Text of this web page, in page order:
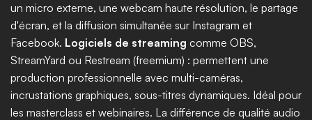
un micro externe, une webcam haute résolution, le partage
d'écran, et la diffusion simultanée sur Instagram et
Facebook. Logiciels de streaming comme OBS,
StreamYard ou Restream (freemium) : permettent une
production professionnelle avec multi-caméras,
incrustations graphiques, sous-titres dynamiques. Idéal pour
les masterclass et webinaires. La différence de qualité audio